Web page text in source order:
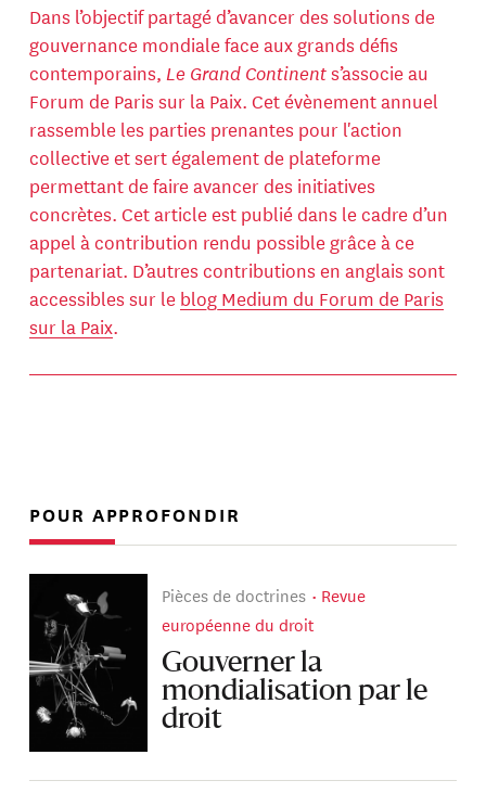
Dans l’objectif partagé d’avancer des solutions de
gouvernance mondiale face aux grands défis
contemporains, Le Grand Continents’associe au
Forum de Paris sur la Paix. Cet évènement annuel
rassemble les parties prenantes pour l'action
collective et sert également de plateforme
permettant de faire avancer des initiatives
concrètes. Cet article est publié dans le cadre d’un
appel à contribution rendu possible grâce à ce
partenariat. D’autres contributions en anglais sont
accessibles sur le blog Medium du Forum de Paris
sur la Paix.
POUR APPROFONDIR
Pièces de doctrines
Revue
européenne du droit
Gouverner la
mondialisation par le
droit